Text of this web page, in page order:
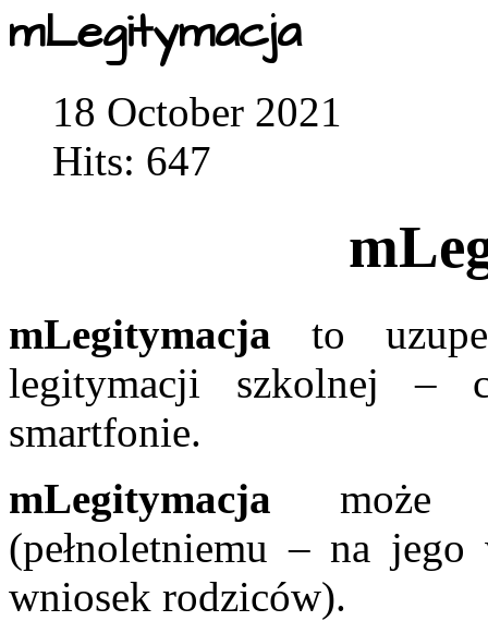
mLegitymacja
18 October 2021
Hits: 647
mLegitymacja to
legitymacji szkolnej –
smartfonie.
mLegitymacja może
(pełnoletniemu – na jego
wniosek rodziców).